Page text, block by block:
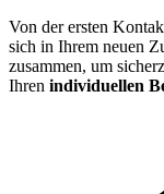
Von der ersten
sich in Ihrem neuen
zusammen, um
Ihren individuellen